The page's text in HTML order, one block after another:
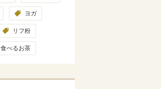
ヨガ
リフ粉
食べるお茶